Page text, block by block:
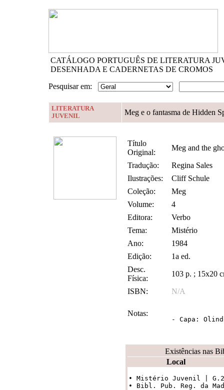
CATÁLOGO PORTUGUÊS DE LITERATURA
DESENHADA E CADERNETAS DE CROMOS
Pesquisar em:
LITERATURA
JUVENIL
Meg e o fantasma de Hidden
Título
Original:
Meg and the
Tradução:
Regina Sales
Ilustrações:
Cliff Schule
Coleção:
Meg
Volume:
4
Editora:
Verbo
Tema:
Mistério
Ano:
1984
Edição:
1a ed.
Desc.
Física:
103 p. ; 15x20
ISBN: N/A
Notas:
- Capa:
Existências nas
Local
• Mistério Juvenil |
• Bibl. Pub. Reg. da